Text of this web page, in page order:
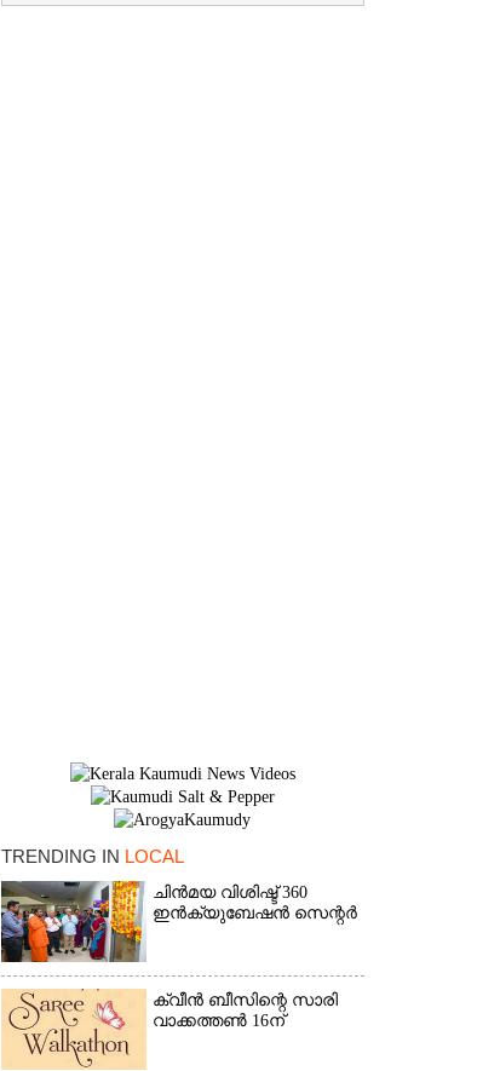
TRENDING IN LOCAL
ചിൻമയ വിശിഷ്ട് 360
ഇൻക്യുബേഷൻ സെന്റർ
ക്വീൻ ബീസിന്റെ സാരി
വാക്കത്തൺ 16ന്